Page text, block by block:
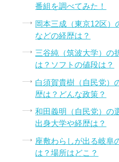
番組を調べてみた！
岡本三成（東京12区）
などの経歴は？
三谷純（筑波大学）の
は？ソフトの値段は？
白須賀貴樹（自民党）
歴は？どんな政策？
和田義明（自民党）の
出身大学や経歴は？
座敷わらしが出る岐阜
は？場所はどこ？